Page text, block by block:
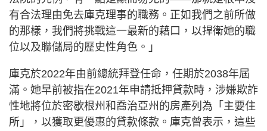
有合法理由免去庫克理事的職務。正如我們之前所做
的那樣，我們將挑戰這一最新的藉口，以捍衛她的職
位以及聯儲局的歷史性角色。」
庫克於2022年由前總統拜登任命，任期於2038年屆
滿。她早前被指在2021年申請抵押貸款時，涉嫌欺詐
性地將位於密歇根州和喬治亞州的房產列為「主要住
所」，以獲取更優惠的貸款條款。庫克曾表示，這些